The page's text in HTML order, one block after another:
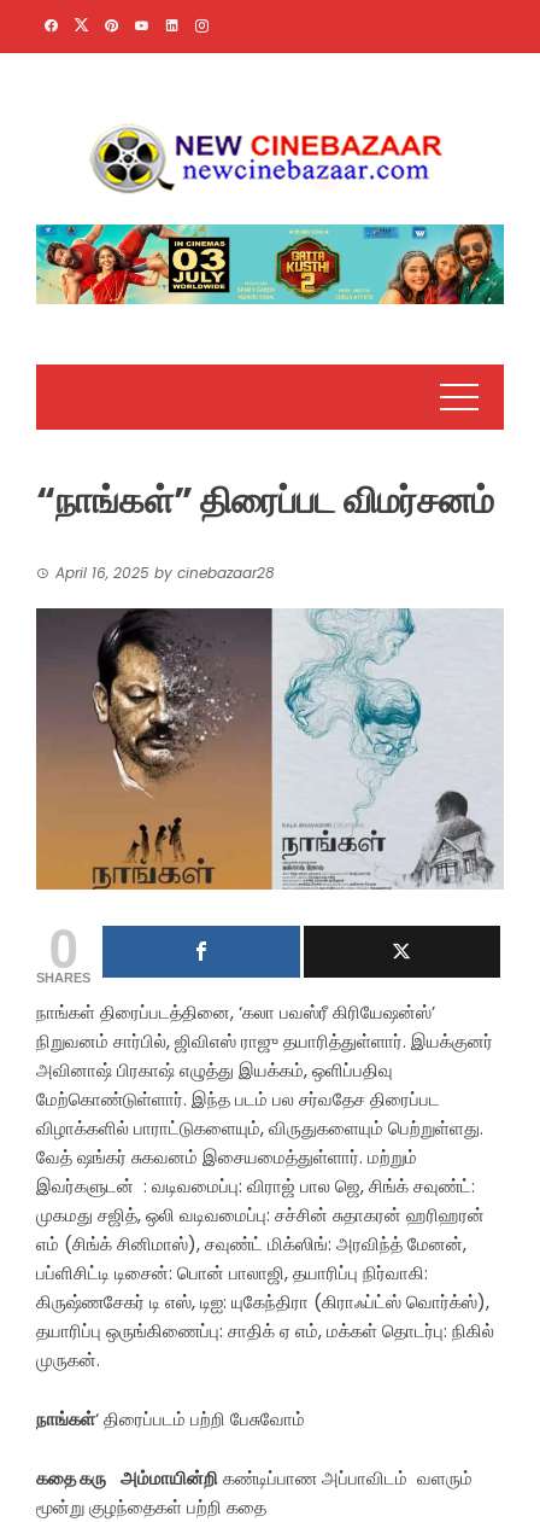
“நாங்கள்” திரைப்பட விமர்சனம்
April 16, 2025 by cinebazaar28
0
SHARES
நாங்கள் திரைப்படத்தினை, ‘கலா பவஸ்ரீ கிரியேஷன்ஸ்’
நிறுவனம் சார்பில், ஜிவிஎஸ் ராஜு தயாரித்துள்ளார். இயக்குனர்
அவினாஷ் பிரகாஷ் எழுத்து இயக்கம், ஒளிப்பதிவு
மேற்கொண்டுள்ளார். இந்த படம் பல சர்வதேச திரைப்பட
விழாக்களில் பாராட்டுகளையும், விருதுகளையும் பெற்றுள்ளது.
வேத் ஷங்கர் சுகவனம் இசையமைத்துள்ளார். மற்றும்
இவர்களுடன் : வடிவமைப்பு: விராஜ் பால ஜெ, சிங்க் சவுண்ட்:
முகமது சஜித், ஒலி வடிவமைப்பு: சச்சின் சுதாகரன் ஹரிஹரன்
எம் (சிங்க் சினிமாஸ்), சவுண்ட் மிக்ஸிங்: அரவிந்த் மேனன்,
பப்ளிசிட்டி டிசைன்: பொன் பாலாஜி, தயாரிப்பு நிர்வாகி:
கிருஷ்ணசேகர் டி எஸ், டிஐ: யுகேந்திரா (கிராஃப்ட்ஸ் வொர்க்ஸ்),
தயாரிப்பு ஒருங்கிணைப்பு: சாதிக் ஏ எம், மக்கள் தொடர்பு: நிகில்
முருகன்.
நாங்கள்‘ திரைப்படம் பற்றி பேசுவோம்
கதை கரு அம்மாயின்றிகண்டிப்பாண அப்பாவிடம் வளரும்
மூன்று குழந்தைகள் பற்றி கதை